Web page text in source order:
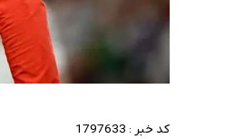
کد خبر : 1797633